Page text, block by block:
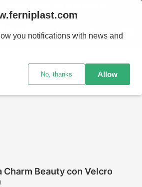
Charm Beauty con Velcro
you notifications with news and
No, thanks Allow